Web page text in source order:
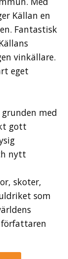
Källan en
Fantastisk
vinkällare.
eget
med
gott
nytt
skoter,
som